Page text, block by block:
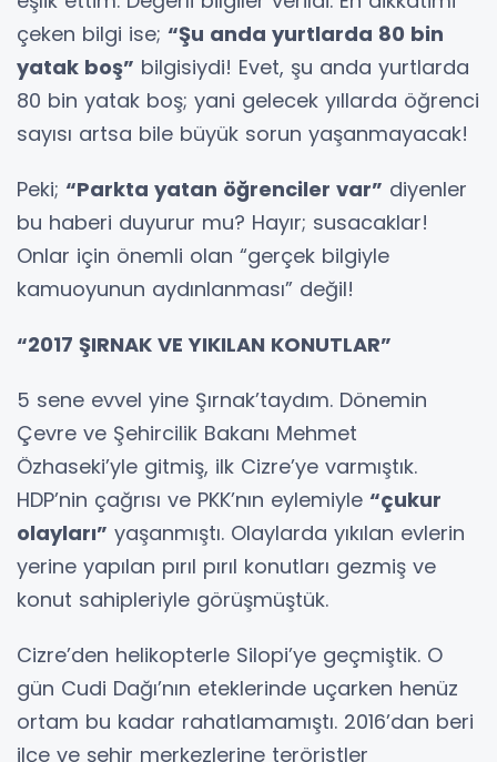
çeken bilgi ise; “Şu anda yurtlarda 80 bin
yatak boş” bilgisiydi! Evet, şu anda yurtlarda
80 bin yatak boş; yani gelecek yıllarda öğrenci
sayısı artsa bile büyük sorun yaşanmayacak!
Peki; “Parkta yatan öğrenciler var” diyenler
bu haberi duyurur mu? Hayır; susacaklar!
Onlar için önemli olan “gerçek bilgiyle
kamuoyunun aydınlanması” değil!
“2017 ŞIRNAK VE YIKILAN KONUTLAR”
5 sene evvel yine Şırnak’taydım. Dönemin
Çevre ve Şehircilik Bakanı Mehmet
Özhaseki’yle gitmiş, ilk Cizre’ye varmıştık.
HDP’nin çağrısı ve PKK’nın eylemiyle “çukur
olayları” yaşanmıştı. Olaylarda yıkılan evlerin
yerine yapılan pırıl pırıl konutları gezmiş ve
konut sahipleriyle görüşmüştük.
Cizre’den helikopterle Silopi’ye geçmiştik. O
gün Cudi Dağı’nın eteklerinde uçarken henüz
ortam bu kadar rahatlamamıştı. 2016’dan beri
ilçe ve şehir merkezlerine teröristler